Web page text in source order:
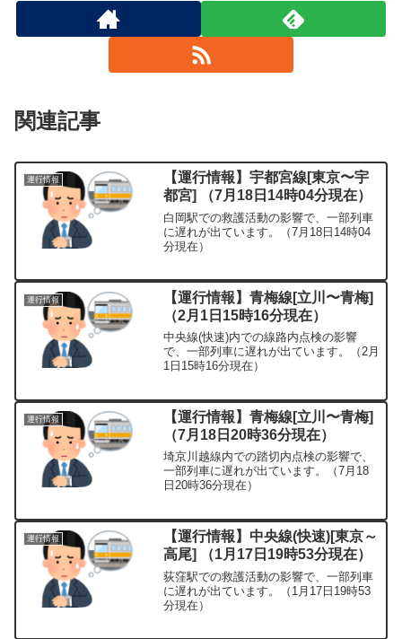
関連記事
運行情報
【運行情報】宇都宮線[東京〜宇
都宮] （7月18日14時04分現在）
白岡駅での救護活動の影響で、一部列車
に遅れが出ています。（7月18日14時04
分現在）
運行情報
【運行情報】青梅線[立川〜青梅]
（2月1日15時16分現在）
中央線(快速)内での線路内点検の影響
で、一部列車に遅れが出ています。（2月
1日15時16分現在）
運行情報
【運行情報】青梅線[立川〜青梅]
（7月18日20時36分現在）
埼京川越線内での踏切内点検の影響で、
一部列車に遅れが出ています。（7月18
日20時36分現在）
運行情報
【運行情報】中央線(快速)[東京～
高尾] （1月17日19時53分現在）
荻窪駅での救護活動の影響で、一部列車
に遅れが出ています。（1月17日19時53
分現在）